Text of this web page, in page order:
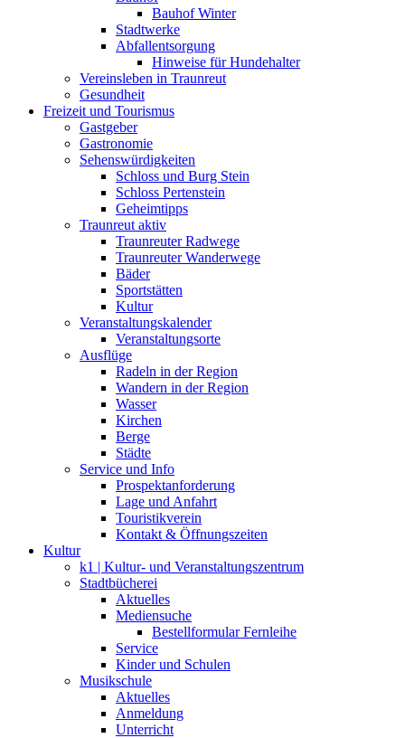
Bauhof Winter
Stadtwerke
Abfallentsorgung
Hinweise für Hundehalter
Vereinsleben in Traunreut
Gesundheit
Freizeit und Tourismus
Gastgeber
Gastronomie
Sehenswürdigkeiten
Schloss und Burg Stein
Schloss Pertenstein
Geheimtipps
Traunreut aktiv
Traunreuter Radwege
Traunreuter Wanderwege
Bäder
Sportstätten
Kultur
Veranstaltungskalender
Veranstaltungsorte
Ausflüge
Radeln in der Region
Wandern in der Region
Wasser
Kirchen
Berge
Städte
Service und Info
Prospektanforderung
Lage und Anfahrt
Touristikverein
Kontakt & Öffnungszeiten
Kultur
k1 | Kultur- und Veranstaltungszentrum
Stadtbücherei
Aktuelles
Mediensuche
Bestellformular Fernleihe
Service
Kinder und Schulen
Musikschule
Aktuelles
Anmeldung
Unterricht